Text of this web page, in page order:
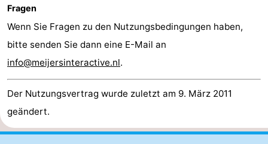
Fragen
Wenn Sie Fragen zu den Nutzungsbedingungen haben,
bitte senden Sie dann eine E-Mail an
info@meijersinteractive.nl.
Der Nutzungsvertrag wurde zuletzt am 9. März 2011
geändert.